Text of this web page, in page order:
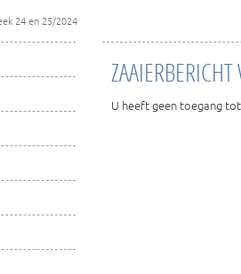
U heeft geen toegang
24 en 25/2024